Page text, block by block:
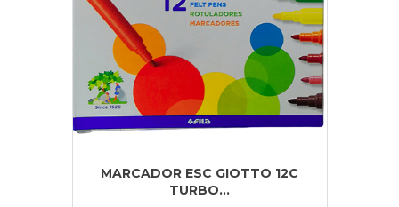
MARCADOR ESC GIOTTO 12C
TURBO...